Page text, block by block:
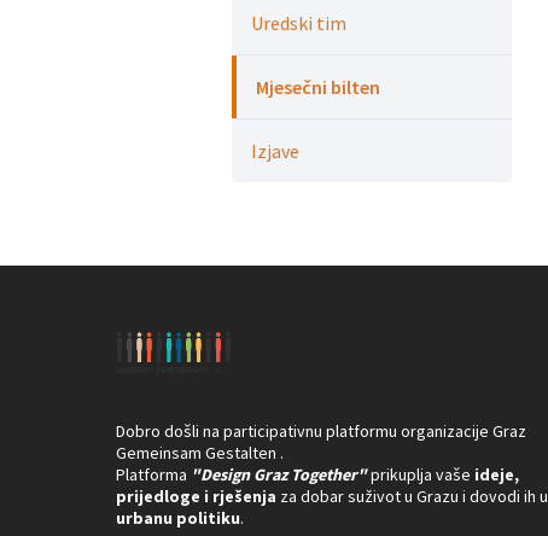
Uredski tim
Mjesečni bilten
Izjave
Dobro došli na participativnu platformu organizacije Graz
Gemeinsam Gestalten .
Platforma "Design Graz Together"prikuplja vaše ideje,
prijedloge i rješenja za dobar suživot u Grazu i dovodi ih u
urbanu politiku.